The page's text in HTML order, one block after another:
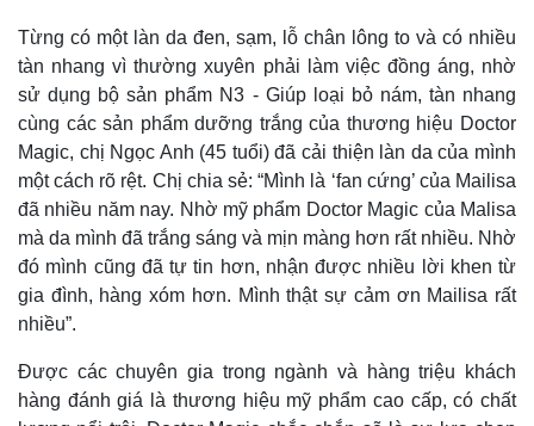
Thể thao
Bóng đá
Thế giới thể thao
eSports
Ô tô - Xe máy
Tư vấn
Từng có một làn da đen, sạm, lỗ chân lông to và có nhiều
tàn nhang vì thường xuyên phải làm việc đồng áng, nhờ
sử dụng bộ sản phẩm N3 - Giúp loại bỏ nám, tàn nhang
cùng các sản phẩm dưỡng trắng của thương hiệu Doctor
Magic, chị Ngọc Anh (45 tuổi) đã cải thiện làn da của mình
một cách rõ rệt. Chị chia sẻ: “Mình là ‘fan cứng’ của Mailisa
đã nhiều năm nay. Nhờ mỹ phẩm Doctor Magic của Malisa
mà da mình đã trắng sáng và mịn màng hơn rất nhiều. Nhờ
đó mình cũng đã tự tin hơn, nhận được nhiều lời khen từ
gia đình, hàng xóm hơn. Mình thật sự cảm ơn Mailisa rất
nhiều”.
Được các chuyên gia trong ngành và hàng triệu khách
hàng đánh giá là thương hiệu mỹ phẩm cao cấp, có chất